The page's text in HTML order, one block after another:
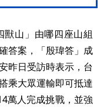
山」由哪四座山組
答案，「殷瑋答」成
昨日受訪時表示，台
乘大眾運輸即可抵達
萬人完成挑戰，並強